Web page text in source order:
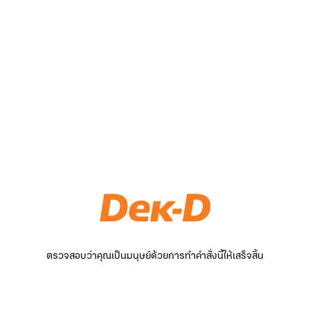
ตรวจสอบว่าคุณเป็นมนุษย์ด้วยการทำคำสั่งนี้ให้เสร็จสิ้น